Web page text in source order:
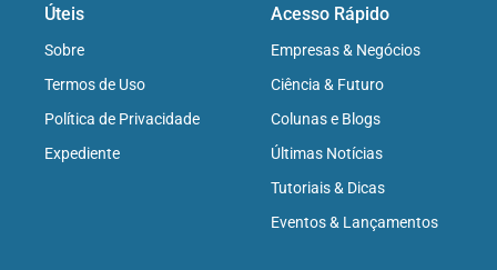
Úteis
Sobre
Termos de Uso
Política de Privacidade
Expediente
Acesso Rápido
Empresas & Negócios
Ciência & Futuro
Colunas e Blogs
Últimas Notícias
Tutoriais & Dicas
Eventos & Lançamentos